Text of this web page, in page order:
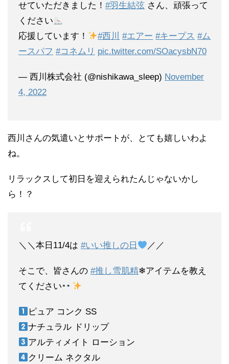
せていただきました！ #羽生結弦 さん、頑張って
ください
応援しています！
#西川 #エアー #キープス #ム
ースパフ #コネムリ pic.twitter.com/SOacysbN70
— 西川株式会社 (@nishikawa_sleep) November
4, 2022
西川さんの気遣いとサポートが、とても嬉しいわよ
ね。
リラックスして初日を迎えられたんじゃないかし
ら！？
＼＼本日11/4は #いい推しの日 ／／
そこで、皆さんの #推し雪肌精❄アイテムを教え
てください
ピュア コンク SS
ナチュラル ドリップ
アルティメイト ローション
クリーム ネクタル